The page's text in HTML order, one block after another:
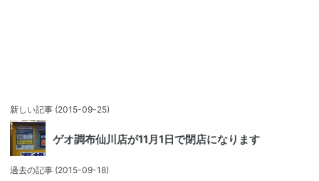
新しい記事 (2015-09-25)
ゲオ調布仙川店が11月1日で閉店になります
過去の記事 (2015-09-18)